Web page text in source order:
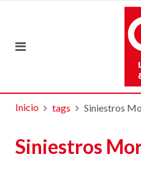
Inicio tags Siniestros
Siniestros